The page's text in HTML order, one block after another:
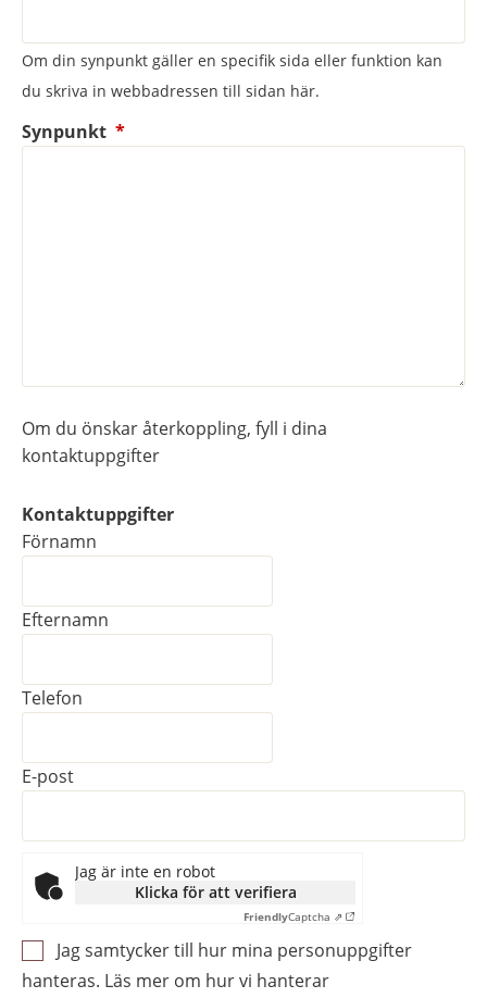
Om din synpunkt gäller en specifik sida eller funktion kan
du skriva in webbadressen till sidan här.
Synpunkt *(obligatorisk)
Om du önskar återkoppling, fyll i dina
kontaktuppgifter
Kontaktuppgifter
Kontaktuppgifter
Förnamn
Efternamn
Telefon
E-post
Jag är inte en robot
Klicka för att verifiera
FriendlyCaptcha ⇗
Jag samtycker till hur mina personuppgifter
hanteras. Läs mer om hur vi hanterar